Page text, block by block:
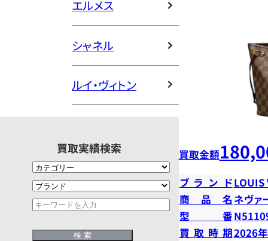
エルメス
シャネル
ルイ・ヴィトン
買取実績検索 買取金額
ブランドLOUIS
商品名 ネヴァ
型番
買取時期2026